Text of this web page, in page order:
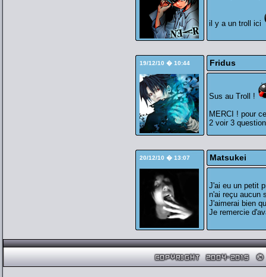
il y a un troll ici
19/12/10 � 10:44 Fridus
Sus au Troll !
MERCI ! pour
2 voir 3
20/12/10 � 13:07 Matsukei
J'ai eu un petit
n'ai reçu aucun
J'aimerai bien
Je remercie